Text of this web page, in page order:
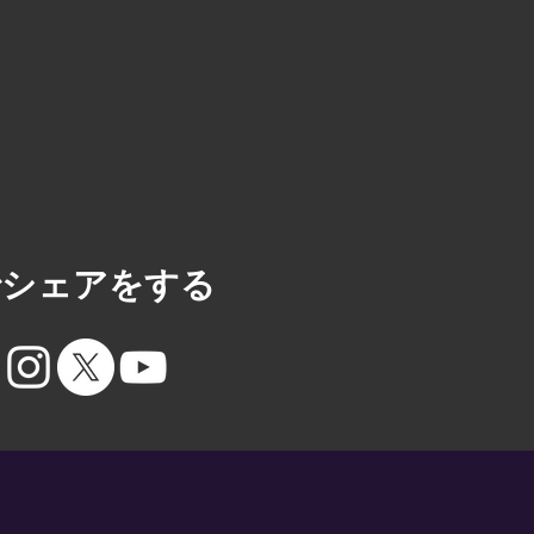
ェアをする